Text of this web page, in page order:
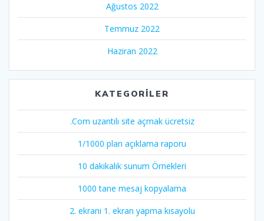
Ağustos 2022
Temmuz 2022
Haziran 2022
KATEGORILER
.Com uzantılı site açmak ücretsiz
1/1000 plan açıklama raporu
10 dakikalık sunum Örnekleri
1000 tane mesaj kopyalama
2. ekranı 1. ekran yapma kısayolu